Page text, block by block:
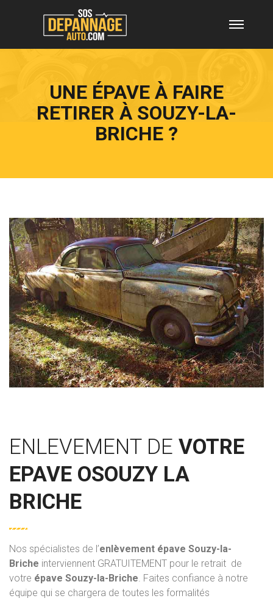
UNE ÉPAVE À FAIRE
RETIRER À SOUZY-LA-
BRICHE ?
ENLEVEMENT DE VOTRE
EPAVE OSOUZY LA
BRICHE
Nos spécialistes de l’enlèvement épave Souzy-la-
Briche interviennent GRATUITEMENT pour le retrait de
votre épave Souzy-la-Briche. Faites confiance à notre
équipe qui se chargera de toutes les formalités